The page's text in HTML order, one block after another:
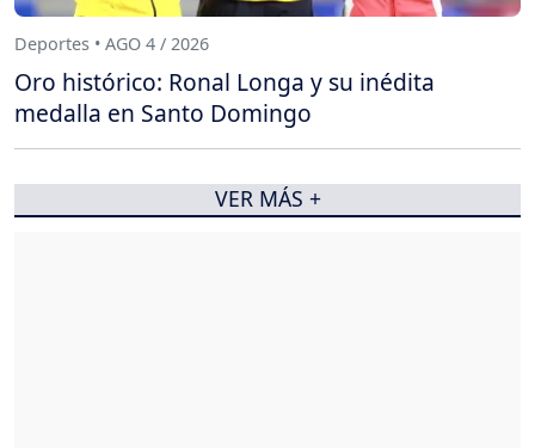
Deportes • AGO 4 / 2026
Oro histórico: Ronal Longa y su inédita
medalla en Santo Domingo
VER MÁS +